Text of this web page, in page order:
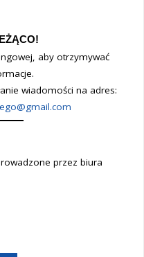
aby otrzymywać
wiadomości na adres:
przez biura